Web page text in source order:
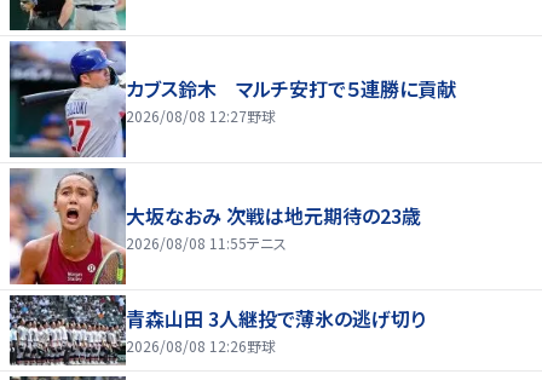
カブス鈴木 マルチ安打で５連勝に貢献
2026/08/08 12:27野球
大坂なおみ 次戦は地元期待の23歳
2026/08/08 11:55テニス
青森山田 3人継投で薄氷の逃げ切り
2026/08/08 12:26野球